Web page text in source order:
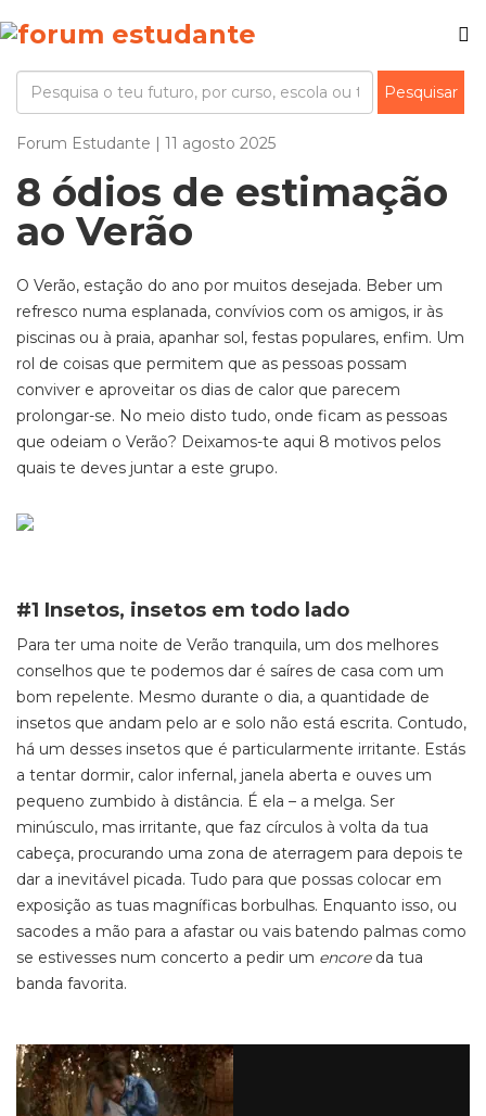
Forum Estudante | 11 agosto 2025
8 ódios de estimação
ao Verão
O Verão, estação do ano por muitos desejada. Beber um
refresco numa esplanada, convívios com os amigos, ir às
piscinas ou à praia, apanhar sol, festas populares, enfim. Um
rol de coisas que permitem que as pessoas possam
conviver e aproveitar os dias de calor que parecem
prolongar-se. No meio disto tudo, onde ficam as pessoas
que odeiam o Verão? Deixamos-te aqui 8 motivos pelos
quais te deves juntar a este grupo.
#1 Insetos, insetos em todo lado
Para ter uma noite de Verão tranquila, um dos melhores
conselhos que te podemos dar é saíres de casa com um
bom repelente. Mesmo durante o dia, a quantidade de
insetos que andam pelo ar e solo não está escrita. Contudo,
há um desses insetos que é particularmente irritante. Estás
a tentar dormir, calor infernal, janela aberta e ouves um
pequeno zumbido à distância. É ela – a melga. Ser
minúsculo, mas irritante, que faz círculos à volta da tua
cabeça, procurando uma zona de aterragem para depois te
dar a inevitável picada. Tudo para que possas colocar em
exposição as tuas magníficas borbulhas. Enquanto isso, ou
sacodes a mão para a afastar ou vais batendo palmas como
se estivesses num concerto a pedir um encore da tua
banda favorita.